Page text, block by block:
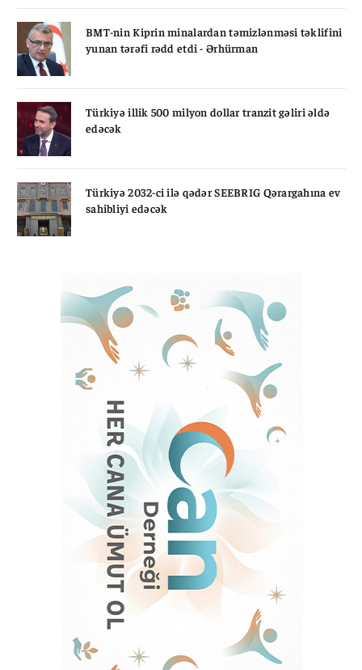
BMT-nin Kiprin minalardan təmizlənməsi təklifini
yunan tərəfi rədd etdi - Ərhürman
Türkiyə illik 500 milyon dollar tranzit gəliri əldə
edəcək
Türkiyə 2032-ci ilə qədər SEEBRIG Qərargahına ev
sahibliyi edəcək